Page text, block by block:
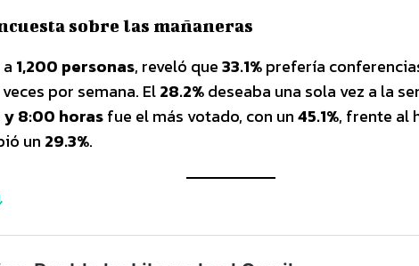
sobre las mañaneras
1,200 personas, reveló que33.1%prefería
por semana. El28.2%deseaba una sola vez a la
y 8:00 horasfue el más votado, con un45.1%, frente al
un 29.3%.